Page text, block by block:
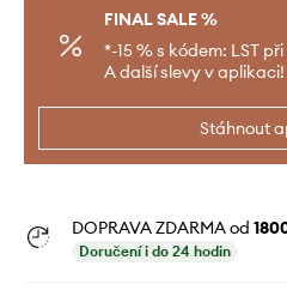
FINAL SALE %
*-15 % s kódem: LST
A další slevy v aplikaci!
Stáhnout
DOPRAVA ZDARMA od
Doručení i do 24 hodin